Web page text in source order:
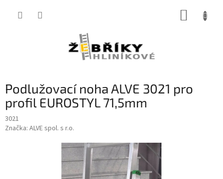
Podlužovací noha ALVE 3021 pro
profil EUROSTYL 71,5mm
3021
Značka: ALVE spol. s r.o.